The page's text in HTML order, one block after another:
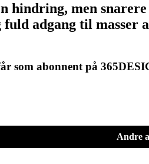
hindring, men
adgang til
som abonnent på
Andre